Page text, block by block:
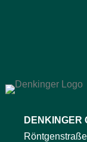
DENKINGER